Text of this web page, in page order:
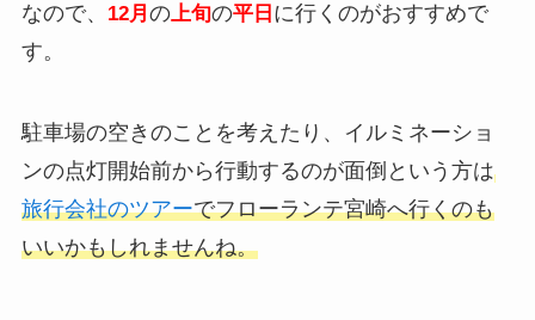
なので、 12月 の上旬の平日 に行くのがおすすめで
す。
駐車場の空きのことを考えたり、イルミネーショ
ンの点灯開始前から行動するのが面倒という方は
旅行会社のツアーでフローランテ宮崎へ行くのも
いいかもしれませんね。